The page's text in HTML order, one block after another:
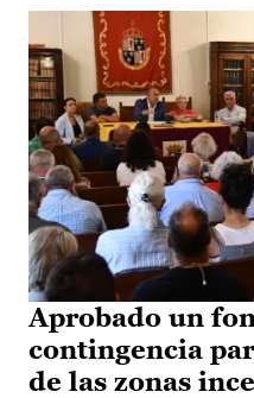
Aprobado un
contingencia
de las zonas